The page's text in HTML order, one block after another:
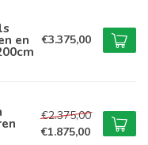
en €3.375,00
€2.375,00
€1.875,00